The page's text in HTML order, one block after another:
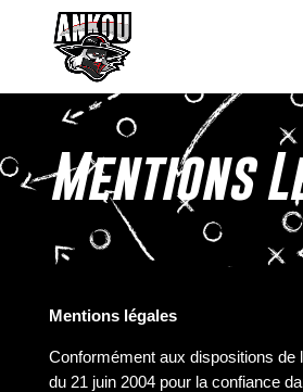
Mentions
Mentions légales
Conformément aux dispositions de
du 21 juin 2004 pour la confiance